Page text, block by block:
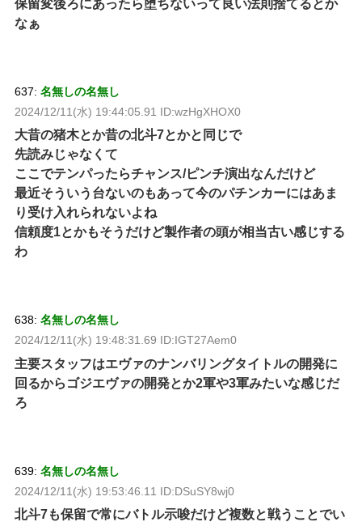
保留変後ろにあったら堕ちないって良い法則捨てるとか
なぁ
637: 名無しの名無し
2024/12/11(水) 19:44:05.91 ID:wzHgXHOX0
大昔の猪木とか昔の北斗7とかと同じで
先読みじゃなくて
ここでテンパったらチャンス/ピンチ演出なんだけど
最近そういう台ないのもあって今のパチンカーにはあま
り受け入れられないよね
信頼度1とかもそうだけど製作者の頭が相当古い感じする
わ
638: 名無しの名無し
2024/12/11(水) 19:48:31.69 ID:IGT27Aem0
主要スタッフはエヴァのナンバリングタイトルの開発に
回るからゴジエヴァの開発とか2軍や3軍みたいな感じだ
ろ
639: 名無しの名無し
2024/12/11(水) 19:53:46.11 ID:DSuSY8wj0
北斗7も保留で常にバトル示唆だけど複数と戦うことでい